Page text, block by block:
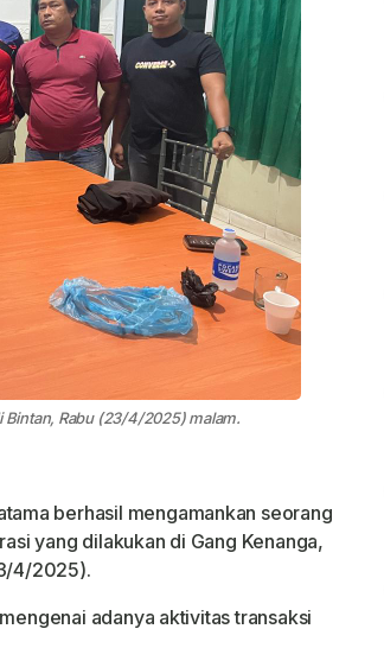
Bintan, Rabu (23/4/2025) malam.
berhasil mengamankan seorang
yang dilakukan di Gang Kenanga,
4/2025).
adanya aktivitas transaksi